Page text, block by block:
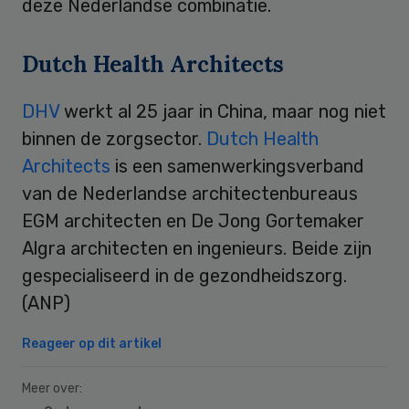
deze Nederlandse combinatie.
Dutch Health Architects
DHVwerkt al 25 jaar in China, maar nog niet
binnen de zorgsector. Dutch Health
Architects is een samenwerkingsverband
van de Nederlandse architectenbureaus
EGM architecten en De Jong Gortemaker
Algra architecten en ingenieurs. Beide zijn
gespecialiseerd in de gezondheidszorg.
(ANP)
Reageer op dit artikel
Meer over: